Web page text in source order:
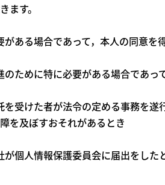
ます。
ある場合であって，本人の同意を
ために特に必要がある場合であっ
受けた者が法令の定める事務を遂
を及ぼすおそれがあるとき
個人情報保護委員会に届出をした